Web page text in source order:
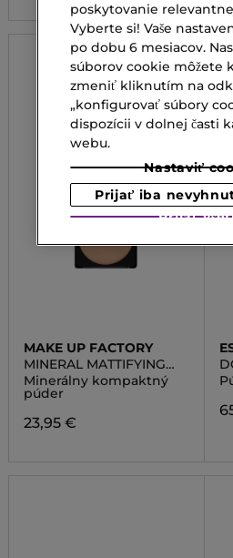
MAKE UP FACTORY
MINERAL MATTIFYING
POWDER
Minerálny kompaktný
púder
23,95 €
poskytovanie
Vyberte si! Vaše
po dobu 6 mesiacov.
súborov cookie môžete
zmeniť kliknutím na
„konfigurovať súbory
dispozícii v dolnej časti
webu.
Nastaviť
Prijať iba
Prijať